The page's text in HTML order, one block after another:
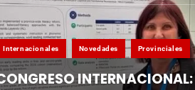
Internacionales Novedades Provinciales
INTERNACIONAL: